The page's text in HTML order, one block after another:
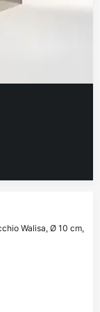
Walisa, Ø 10 cm,